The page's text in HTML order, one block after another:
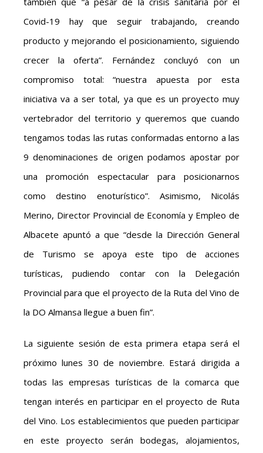
Covid-19 hay que seguir trabajando, creando
producto y mejorando el posicionamiento, siguiendo
crecer la oferta”. Fernández concluyó con un
compromiso total: “nuestra apuesta por esta
iniciativa va a ser total, ya que es un proyecto muy
vertebrador del territorio y queremos que cuando
tengamos todas las rutas conformadas entorno a las
9 denominaciones de origen podamos apostar por
una promoción espectacular para posicionarnos
como destino enoturístico”. Asimismo, Nicolás
Merino, Director Provincial de Economía y Empleo de
Albacete apuntó a que “desde la Dirección General
de Turismo se apoya este tipo de acciones
turísticas, pudiendo contar con la Delegación
Provincial para que el proyecto de la Ruta del Vino de
la DO Almansa llegue a buen fin”.
La siguiente sesión de esta primera etapa será el
próximo lunes 30 de noviembre. Estará dirigida a
todas las empresas turísticas de la comarca que
tengan interés en participar en el proyecto de Ruta
del Vino. Los establecimientos que pueden participar
en este proyecto serán bodegas, alojamientos,